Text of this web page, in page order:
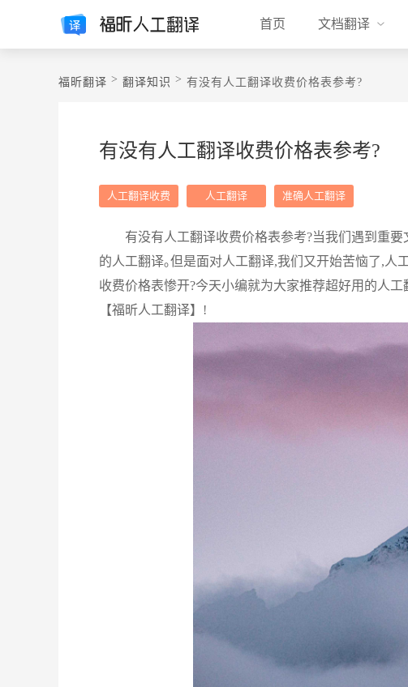
首页 文档翻译
福昕翻译 > 翻译知识 > 有没有人工翻译收费价格表参考?
有没有人工翻译收费价格表参考?
人工翻译收费 人工翻译 准确人工翻译
有没有人工翻译收费价格表参考?当我们遇到重
的人工翻译｡但是面对人工翻译,我们又开始苦恼了,人
收费价格表惨开?今天小编就为大家推荐超好用的人
【福昕人工翻译】!